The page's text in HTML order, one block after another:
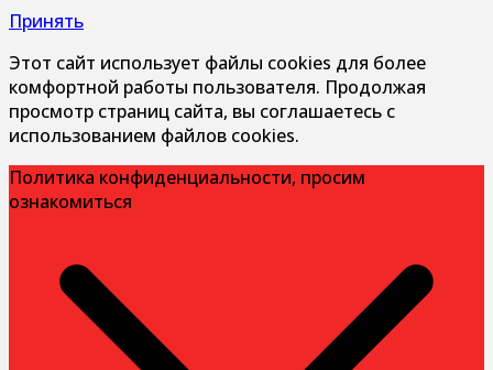
Принять
Этот сайт использует файлы cookies для более
комфортной работы пользователя. Продолжая
просмотр страниц сайта, вы соглашаетесь с
использованием файлов cookies.
Политика конфиденциальности, просим
ознакомиться